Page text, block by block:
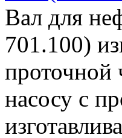
Вал для
701.100)
проточной
насосу с